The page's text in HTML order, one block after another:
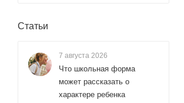
Статьи
7 августа 2026
Что школьная форма
может рассказать о
характере ребенка